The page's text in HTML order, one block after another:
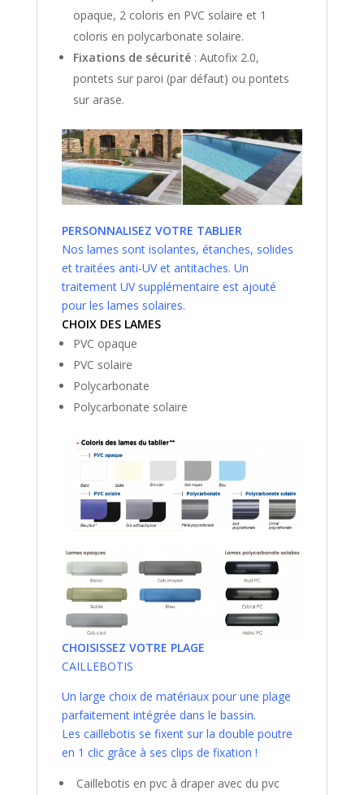
opaque, 2 coloris en PVC solaire et 1
coloris en polycarbonate solaire.
Fixations de sécurité: Autofix 2.0,
pontets sur paroi (par défaut) ou pontets
sur arase.
PERSONNALISEZ VOTRE TABLIER
Nos lames sont isolantes, étanches, solides
et traitées anti-UV et antitaches. Un
traitement UV supplémentaire est ajouté
pour les lames solaires.
CHOIX DES LAMES
PVC opaque
PVC solaire
Polycarbonate
Polycarbonate solaire
CHOISISSEZ VOTRE PLAGE
CAILLEBOTIS
Un large choix de matériaux pour une plage
parfaitement intégrée dans le bassin.
Les caillebotis se fixent sur la double poutre
en 1 clic grâce à ses clips de fixation !
Caillebotis en pvc à draper avec du pvc